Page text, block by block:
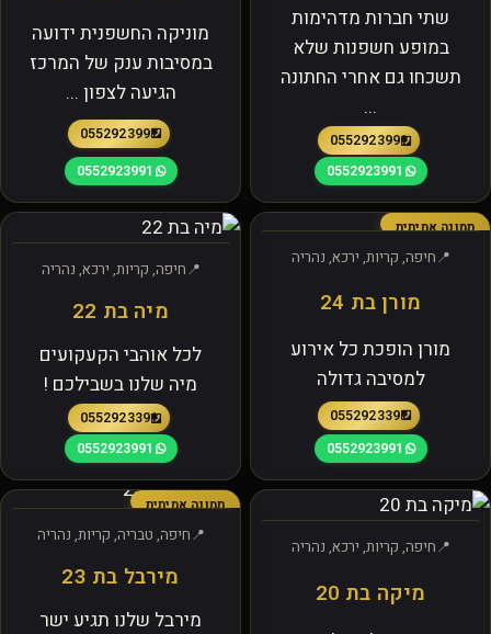
שתי חברות מדהימות
במופע חשפנות שלא
תשכחו גם אחרי החתונה
...
0552923991
0552923991
מוניקה החשפנית ידועה
במסיבות ענק של המרכז
הגיעה לצפון ...
0552923991
0552923991
תמונה אמיתית
חיפה, קריות, ירכא, נהריה
מורן בת 24
מורן הופכת כל אירוע
למסיבה גדולה
0552923391
0552923991
חיפה, קריות, ירכא, נהריה
מיה בת 22
לכל אוהבי הקעקועים
מיה שלנו בשבילכם !
0552923391
0552923991
חיפה, קריות, ירכא, נהריה
מיקה בת 20
תמונה אמיתית
חיפה, טבריה, קריות, נהריה
מירבל בת 23
מירבל שלנו תגיע ישר